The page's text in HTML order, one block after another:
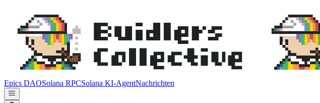
Epics DAOSolana RPCSolana KI-AgentNachrichten